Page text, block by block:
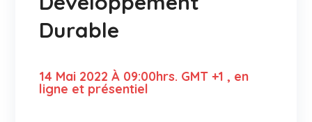
Durable
14 Mai 2022 À 09:00hrs. GMT +1 , en
ligne et présentiel